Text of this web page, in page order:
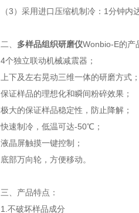
（3）采用进口压缩机制冷：1分钟
二、 多样品组织研磨仪Wonbio-E的产
4个独立联动机械减震器；
上下及左右晃动三维一体的研磨方式；
保证样品的理想化和瞬间粉碎效果；
极大的保证样品稳定性，防止降解；
快速制冷，低温可达-50℃；
液晶屏触摸一键控制；
底部万向轮，方便移动。
三、产品特点：
1.不破坏样品成分